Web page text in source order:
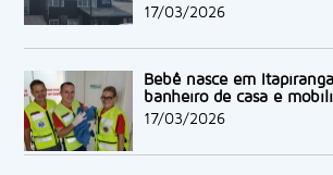
17/03/2026
Bebê nasce em
banheiro de casa e
17/03/2026